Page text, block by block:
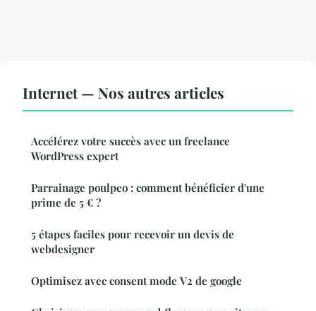
Internet — Nos autres articles
Accélérez votre succès avec un freelance
WordPress expert
Parrainage poulpeo : comment bénéficier d'une
prime de 5 € ?
5 étapes faciles pour recevoir un devis de
webdesigner
Optimisez avec consent mode V2 de google